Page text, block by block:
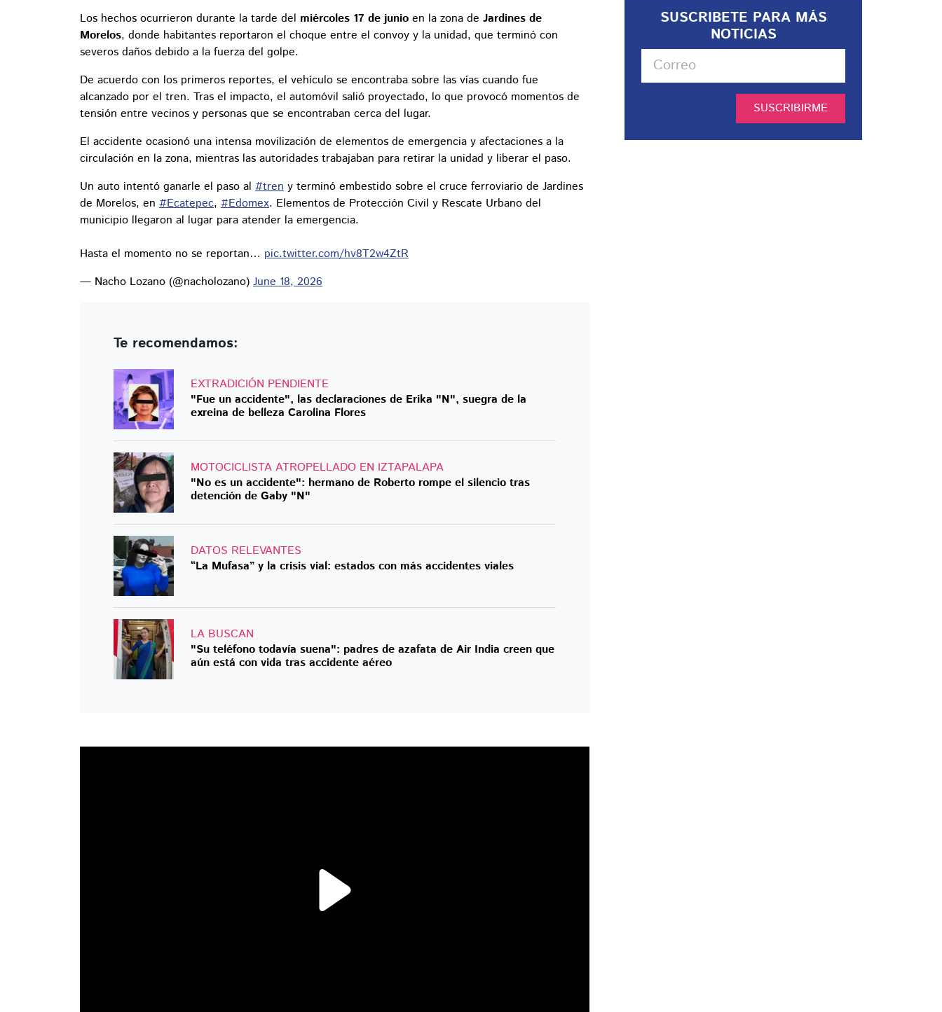
Los hechos ocurrieron durante la tarde del miércoles 17 de junio en la zona de Jardines de
Morelos, donde habitantes reportaron el choque entre el convoy y la unidad, que terminó con
severos daños debido a la fuerza del golpe.
De acuerdo con los primeros reportes, el vehículo se encontraba sobre las vías cuando fue
alcanzado por el tren. Tras el impacto, el automóvil salió proyectado, lo que provocó momentos de
tensión entre vecinos y personas que se encontraban cerca del lugar.
El accidente ocasionó una intensa movilización de elementos de emergencia y afectaciones a la
circulación en la zona, mientras las autoridades trabajaban para retirar la unidad y liberar el paso.
Un auto intentó ganarle el paso al #tren y terminó embestido sobre el cruce ferroviario de Jardines
de Morelos, en #Ecatepec, #Edomex. Elementos de Protección Civil y Rescate Urbano del
municipio llegaron al lugar para atender la emergencia.
Hasta el momento no se reportan… pic.twitter.com/hv8T2w4ZtR
— Nacho Lozano (@nacholozano) June 18, 2026
Te recomendamos:
EXTRADICIÓN PENDIENTE
"Fue un accidente", las declaraciones de Erika "N", suegra de la
exreina de belleza Carolina Flores
MOTOCICLISTA ATROPELLADO EN IZTAPALAPA
"No es un accidente": hermano de Roberto rompe el silencio tras
detención de Gaby "N"
DATOS RELEVANTES
“La Mufasa” y la crisis vial: estados con más accidentes viales
LA BUSCAN
"Su teléfono todavía suena": padres de azafata de Air India creen que
aún está con vida tras accidente aéreo
SUSCRIBETE PARA MÁS
NOTICIAS
SUSCRIBIRME